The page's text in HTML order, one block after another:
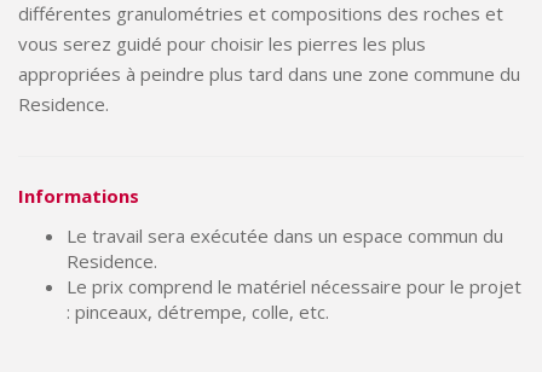
différentes granulométries et compositions des roches et
vous serez guidé pour choisir les pierres les plus
appropriées à peindre plus tard dans une zone commune du
Residence.
Informations
Le travail sera exécutée dans un espace commun du
Residence.
Le prix comprend le matériel nécessaire pour le projet
: pinceaux, détrempe, colle, etc.